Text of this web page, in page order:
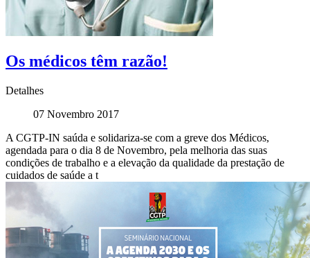
Os médicos têm razão!
Detalhes
07 Novembro 2017
A CGTP-IN saúda e solidariza-se com a greve dos Médicos,
agendada para o dia 8 de Novembro, pela melhoria das suas
condições de trabalho e a elevação da qualidade da prestação de
cuidados de saúde a t